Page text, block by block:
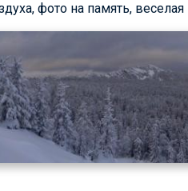
фото на память,